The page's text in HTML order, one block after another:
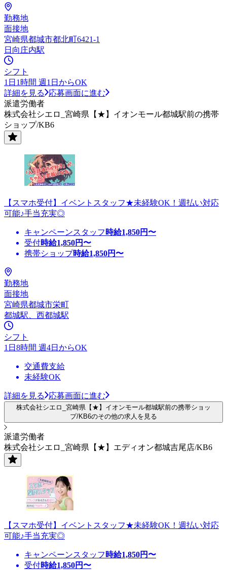
勤務地
面接地
宮崎県都城市都北町6421-1
日向庄内駅
シフト
1日1時間 週1日からOK
詳細を見る
応募画面に進む
派遣労働者
株式会社シエロ_宮崎県【★】イオンモール都城駅前の携帯
ショップ/KB6
【スマホ受付】イベントスタッフ★未経験OK！週払い対応
可能♪手当充実◎
キャンペーンスタッフ 時給1,850円〜
受付時給1,850円〜
携帯ショップ時給1,850円〜
勤務地
面接地
宮崎県都城市栄町
都城駅、西都城駅
シフト
1日8時間 週4日からOK
交通費支給
未経験OK
詳細を見る 応募画面に進む
株式会社シエロ_宮崎県【★】イオンモール都城駅前の携帯ショッ
プ/KB6のその他の求人を見る
派遣労働者
株式会社シエロ_宮崎県【★】エディオン都城吉尾店/KB6
【スマホ受付】イベントスタッフ★未経験OK！週払い対応
可能♪手当充実◎
キャンペーンスタッフ 時給1,850円〜
受付時給1,850円〜